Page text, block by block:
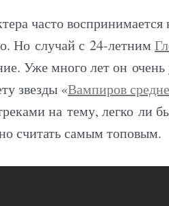
часто воспринимается
Но случай с 24-летним
Уже много лет он очень
звезды «Вампиров
на тему, легко ли
считать самым топовым.